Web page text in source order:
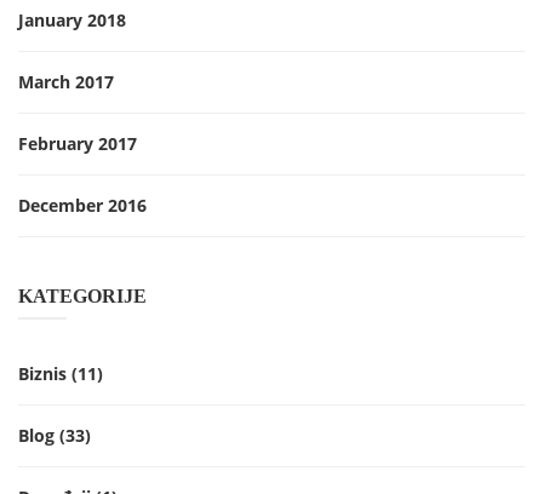
January 2018
March 2017
February 2017
December 2016
KATEGORIJE
Biznis (11)
Blog (33)